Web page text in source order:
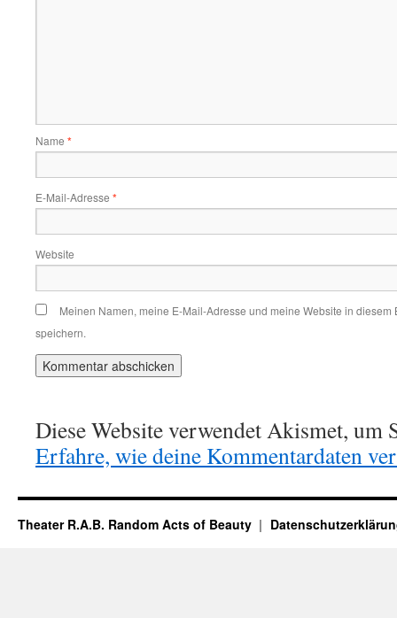
Name *
E-Mail-Adresse *
Website
Meinen Namen, meine E-Mail-Adresse und meine Website in
speichern.
Diese Website verwendet Akismet, um
Erfahre, wie deine Kommentardaten
Theater R.A.B. Random Acts of Beauty